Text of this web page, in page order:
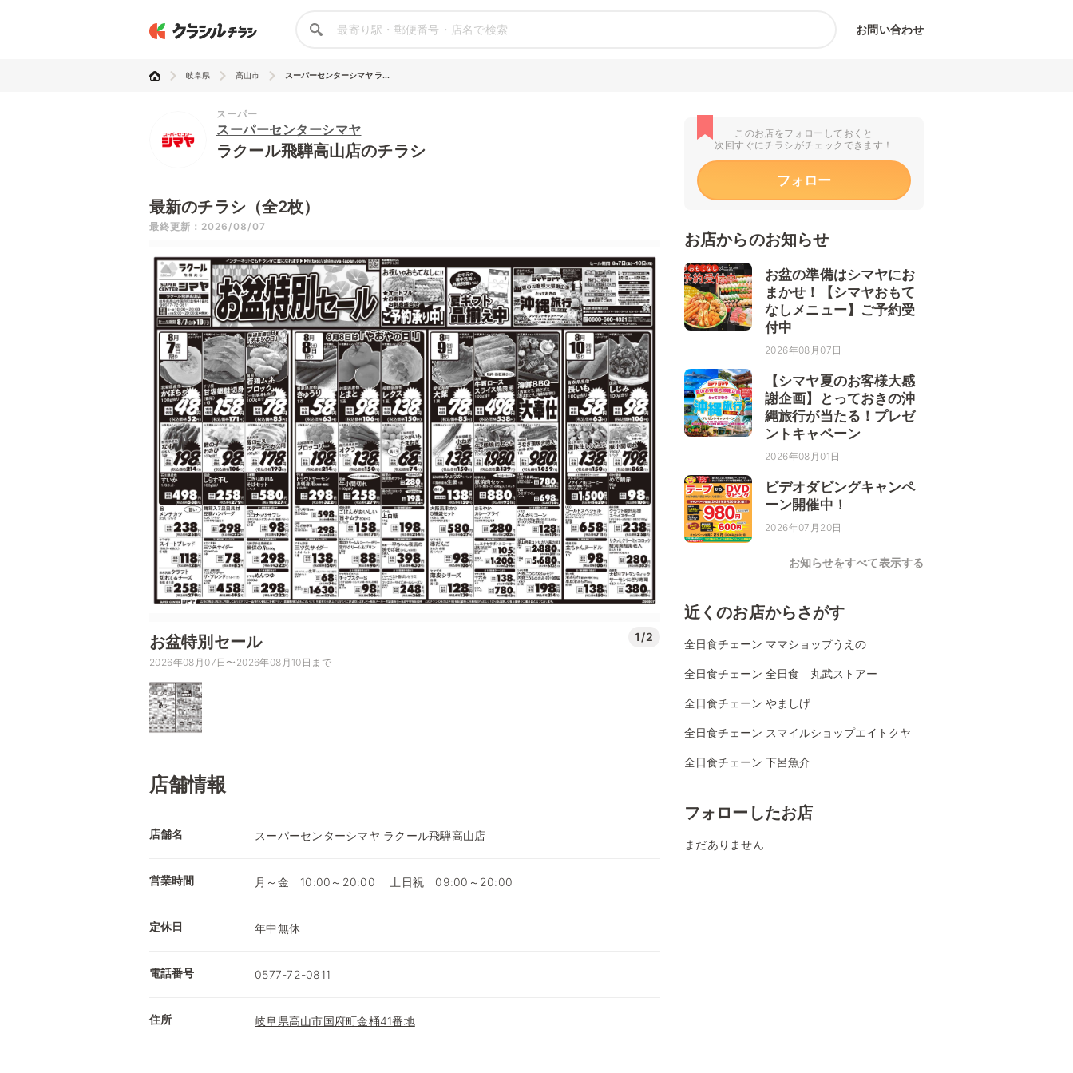
お問い合わせ
岐阜県 高山市 スーパーセンターシマヤ ラ...
スーパー
スーパーセンターシマヤ
ラクール飛騨高山店のチラシ
最新のチラシ（全2枚）
最終更新：2026/08/07
お盆特別セール 1/2
2026年08月07日〜2026年08月10日まで
店舗情報
店舗名 スーパーセンターシマヤ ラクール飛騨高山店
営業時間 月～金 10:00～20:00 土日祝 09:00～20:00
定休日 年中無休
電話番号 0577-72-0811
住所 岐阜県高山市国府町金桶41番地
このお店をフォローしておくと
次回すぐにチラシがチェックできます！
フォロー
お店からのお知らせ
お盆の準備はシマヤにお
まかせ！【シマヤおもて
なしメニュー】ご予約受
付中
2026年08月07日
【シマヤ夏のお客様大感
謝企画】とっておきの沖
縄旅行が当たる！プレゼ
ントキャペーン
2026年08月01日
ビデオダビングキャンペ
ーン開催中！
2026年07月20日
お知らせをすべて表示する
近くのお店からさがす
全日食チェーン ママショップうえの
全日食チェーン 全日食 丸武ストアー
全日食チェーン やましげ
全日食チェーン スマイルショップエイトクヤ
全日食チェーン 下呂魚介
フォローしたお店
まだありません